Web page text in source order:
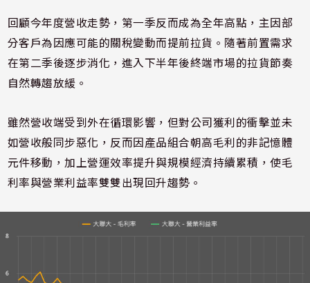
回顧今年度營收走勢，第一季反而成為全年高點，主因部
分客戶為因應可能的關稅變動而提前拉貨。隨著前置需求
在第二季後逐步消化，進入下半年後終端市場的拉貨節奏
自然轉趨放緩。
雖然營收端受到外在循環影響，但對公司獲利的衝擊並未
如營收般同步惡化，反而因產品組合朝高毛利的非記憶體
元件移動，加上營運效率提升與規模經濟持續累積，使毛
利率與營業利益率雙雙出現回升趨勢。